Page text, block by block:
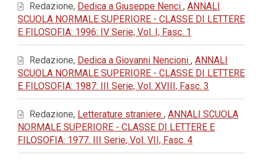
Redazione, Dedica a Giuseppe Nenci , ANNALI
SCUOLA NORMALE SUPERIORE - CLASSE DI LETTERE
E FILOSOFIA: 1996: IV Serie, Vol. I, Fasc. 1
Redazione, Dedica a Giovanni Nencioni , ANNALI
SCUOLA NORMALE SUPERIORE - CLASSE DI LETTERE
E FILOSOFIA: 1987: III Serie, Vol. XVIII, Fasc. 3
Redazione, Letterature straniere , ANNALI SCUOLA
NORMALE SUPERIORE - CLASSE DI LETTERE E
FILOSOFIA: 1977: III Serie, Vol. VII, Fasc. 4